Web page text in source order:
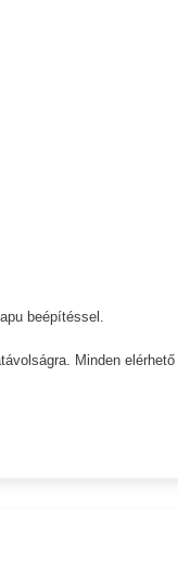
beépítéssel.
Minden elérhető